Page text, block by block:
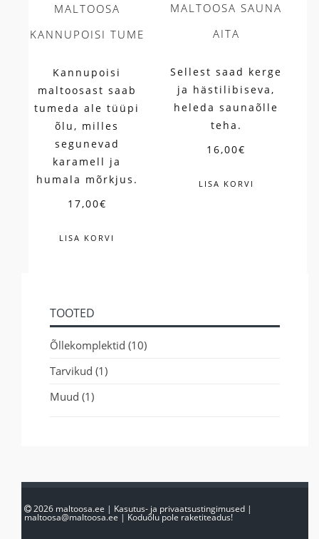
MALTOOSA
KANNUPOISI TUME
Kannupoisi
maltoosast saab
tumeda ale tüüpi
õlu, milles
segunevad
karamell ja
humala mõrkjus.
17,00€
LISA KORVI
MALTOOSA SAUNA
AITA
Sellest saad kerge
ja hästilibiseva,
heleda saunaõlle
teha.
16,00€
LISA KORVI
TOOTED
Õllekomplektid (10)
Tarvikud (1)
Muud (1)
2026 maltoosa.ee | Kasutus- ja privaatsustingimused |
maltoosa@maltoosa.ee | Koduõlu pole raketiteadus!